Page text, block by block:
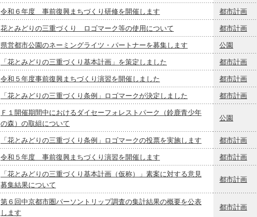
令和６年度 事前復興まちづくり研修を開催します 都市計画
花とみどりの三重づくり ロゴマーク等の使用について 都市計画
県営都市公園のネーミングライツ・パートナーを募集します 公園
「花とみどりの三重づくり基本計画」を策定しました 都市計画
令和５年度事前復興まちづくり演習を開催しました 都市計画
「花とみどりの三重づくり条例」ロゴマークが決定しました 都市計画
Ｆ１開催期間中におけるダイセーフォレストパーク（鈴鹿青少年
の森）の取組について
公園
「花とみどりの三重づくり条例」ロゴマークの投票を実施します 都市計画
令和５年度 事前復興まちづくり演習を開催します 都市計画
「花とみどりの三重づくり基本計画（仮称）」素案に対する意見
募集結果について
都市計画
第６回中京都市圏パーソントリップ調査の集計結果の概要を公表
します
都市計画